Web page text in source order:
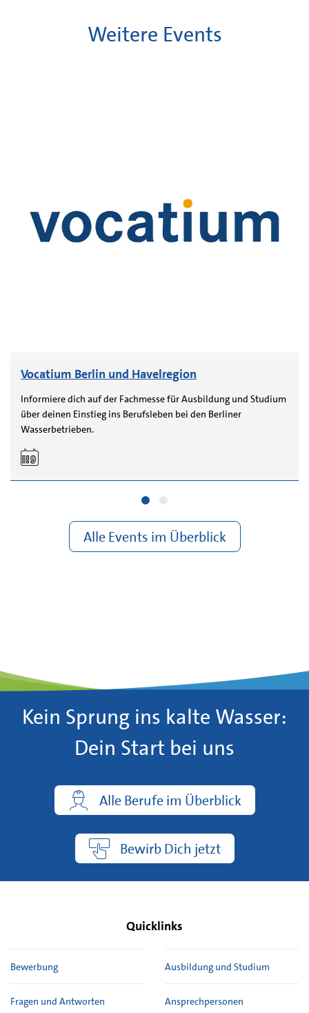
Weitere Events
Vocatium Berlin und Havelregion
Informiere dich auf der Fachmesse für Ausbildung und Studium
über deinen Einstieg ins Berufsleben bei den Berliner
Wasserbetrieben.
Alle Events im Überblick
Kein Sprung ins kalte Wasser:
Dein Start bei uns
Alle Berufe im Überblick
Bewirb Dich jetzt
Quicklinks
Bewerbung Ausbildung und Studium
Fragen und Antworten Ansprechpersonen